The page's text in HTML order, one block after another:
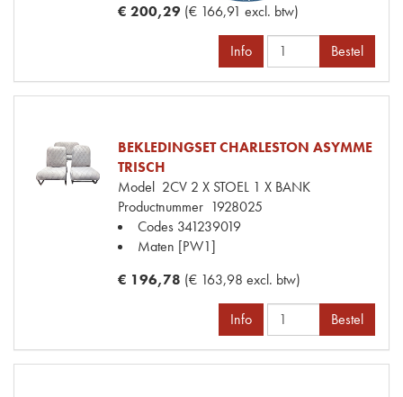
€ 200,29 (€ 166,91 excl. btw)
Info Bestel
BEKLEDINGSET CHARLESTON ASYMME
TRISCH
Model 2CV 2 X STOEL 1 X BANK
Productnummer 1928025
Codes 341239019
Maten [PW1]
€ 196,78 (€ 163,98 excl. btw)
Info Bestel